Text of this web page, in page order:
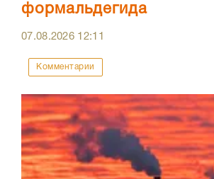
формальдегида
07.08.2026 12:11
Комментарии